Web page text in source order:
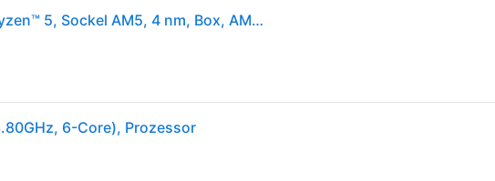
AMD Ryzen 5 9600, AMD Ryzen™ 5, Sockel AM5, 4 nm, Box, AMD, 3,8 GHz
6-Core), Prozessor